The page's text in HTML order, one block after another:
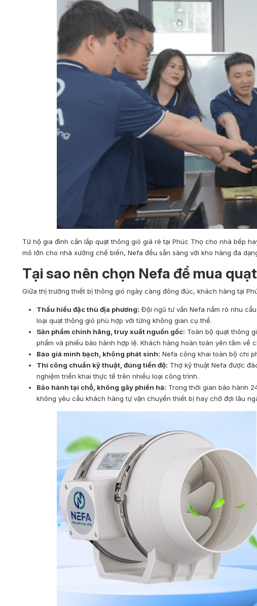
Từ hộ gia đình cần lắp quạt thông gió giá rẻ tại Phúc Thọ cho nhà bếp
mô lớn cho nhà xưởng chế biến, Nefa đều sẵn sàng với kho hàng đa
Tại sao nên chọn Nefa để mua
Giữa thị trường thiết bị thông gió ngày càng đông đúc, khách hàng tại
Thấu hiểu đặc thù địa phương: Đội ngũ tư vấn Nefa nắm rõ nhu
loại quạt thông gió phù hợp với từng không gian cụ thể.
Sản phẩm chính hãng, truy xuất nguồn gốc: Toàn bộ quạt thông
phẩm và phiếu bảo hành hợp lệ. Khách hàng hoàn toàn yên tâm về
Báo giá minh bạch, không phát sinh: Nefa công khai toàn bộ chi
Thi công chuẩn kỹ thuật, đúng tiến độ: Thợ kỹ thuật Nefa được
nghiệm triển khai thực tế trên nhiều loại công trình.
Bảo hành tại chỗ, không gây phiền hà: Trong thời gian bảo hành
không yêu cầu khách hàng tự vận chuyển thiết bị hay chờ đợi lâu